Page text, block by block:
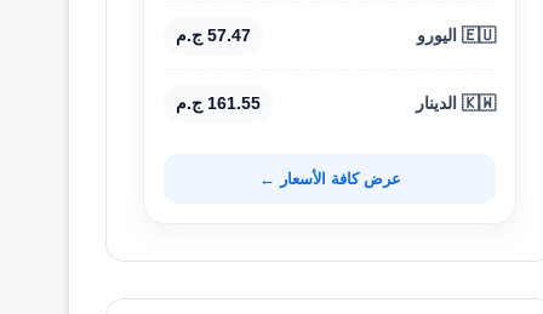
🇪🇺 اليورو 57.47 ج.م
🇰🇼 الدينار 161.55 ج.م
عرض كافة الأسعار ←